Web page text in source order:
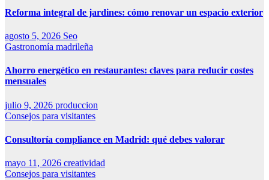
Reforma integral de jardines: cómo renovar un espacio exterior
agosto 5, 2026 Seo
Gastronomía madrileña
Ahorro energético en restaurantes: claves para reducir costes
mensuales
julio 9, 2026 produccion
Consejos para visitantes
Consultoría compliance en Madrid: qué debes valorar
mayo 11, 2026 creatividad
Consejos para visitantes